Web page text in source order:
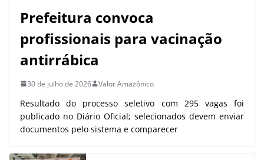
Prefeitura convoca
profissionais para vacinação
antirrábica
30 de julho de 2026 Valor Amazônico
Resultado do processo seletivo com 295 vagas foi
publicado no Diário Oficial; selecionados devem enviar
documentos pelo sistema e comparecer